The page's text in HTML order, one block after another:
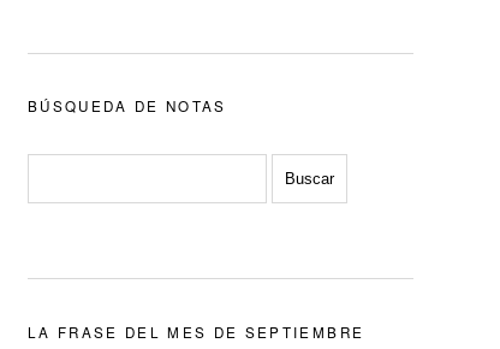
BÚSQUEDA DE NOTAS
LA FRASE DEL MES DE SEPTIEMBRE